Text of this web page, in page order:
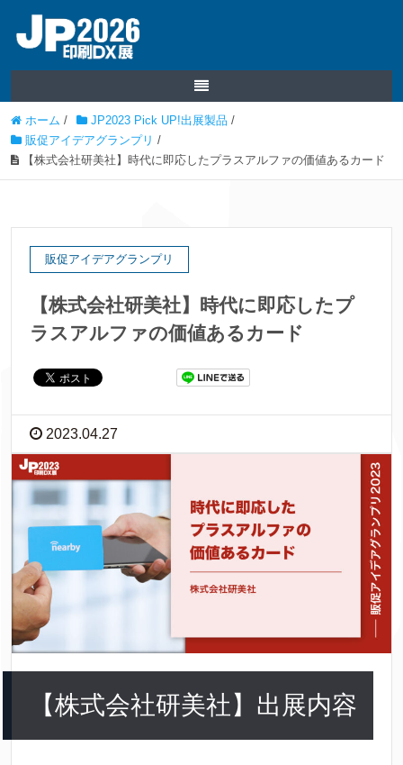
ホーム / JP2023 Pick UP!出展製品 /
販促アイデアグランプリ /
【株式会社研美社】時代に即応したプラスアルファの価値あるカード
販促アイデアグランプリ
【株式会社研美社】時代に即応したプ
ラスアルファの価値あるカード
2023.04.27
【株式会社研美社】出展内容